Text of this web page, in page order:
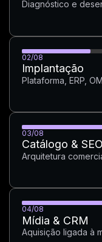
E-
Diagnóstico e
02/08
Implantação
Plataforma, ERP,
03/08
Catálogo &
Arquitetura
04/08
Mídia & CRM
Aquisição ligada à